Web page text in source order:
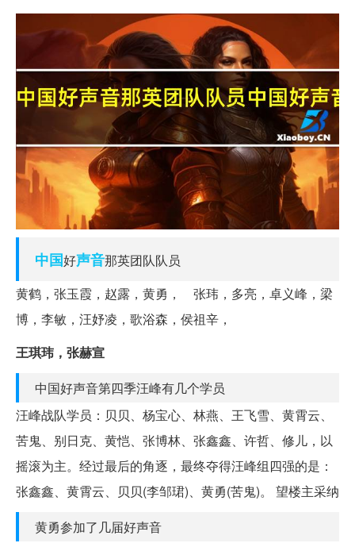
中国好声音那英团队队员
黄鹤，张玉霞，赵露，黄勇， 张玮，多亮，卓义峰，梁
博，李敏，汪妤凌，歌浴森，侯祖辛，
王琪玮，张赫宣
中国好声音第四季汪峰有几个学员
汪峰战队学员：贝贝、杨宝心、林燕、王飞雪、黄霄云、
苦鬼、别日克、黄恺、张博林、张鑫鑫、许哲、修儿，以
摇滚为主。经过最后的角逐，最终夺得汪峰组四强的是：
张鑫鑫、黄霄云、贝贝(李邹珺)、黄勇(苦鬼)。 望楼主采纳
黄勇参加了几届好声音